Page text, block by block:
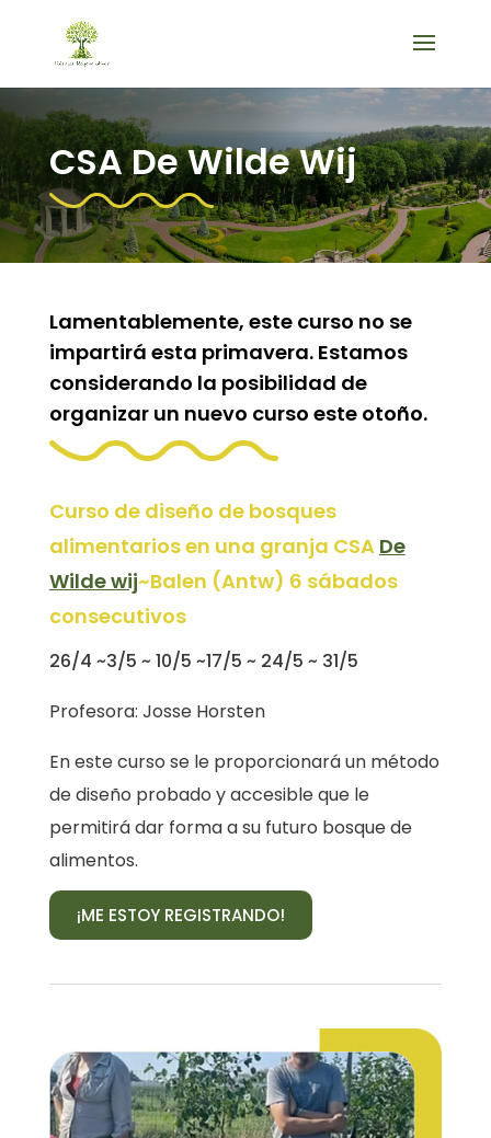
CSA De Wilde Wij
Lamentablemente, este curso no se
impartirá esta primavera. Estamos
considerando la posibilidad de
organizar un nuevo curso este otoño.
Curso de diseño de bosques
alimentarios en una granja CSA De
Wilde wij~Balen (Antw) 6 sábados
consecutivos
26/4 ~3/5 ~ 10/5 ~17/5 ~ 24/5 ~ 31/5
Profesora: Josse Horsten
En este curso se le proporcionará un método
de diseño probado y accesible que le
permitirá dar forma a su futuro bosque de
alimentos.
¡ME ESTOY REGISTRANDO!